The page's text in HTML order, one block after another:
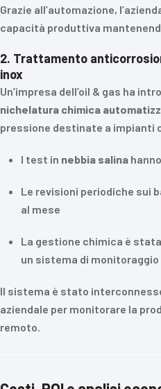
Grazie all’automazione,
capacità produttiva
2. Trattamento
inox
Un’impresa dell’oil & gas ha
nichelatura chimica
pressione destinate a impianti
I test in nebbia salina
Le revisioni periodiche sui
al mese
La gestione chimica è
un sistema di
Il sistema è stato
aziendale per monitorare la
remoto.